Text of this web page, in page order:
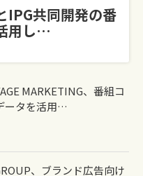
IPG共同開発の番
用し…
MARKETING、番組コ
ータを活用…
、ブランド広告向け